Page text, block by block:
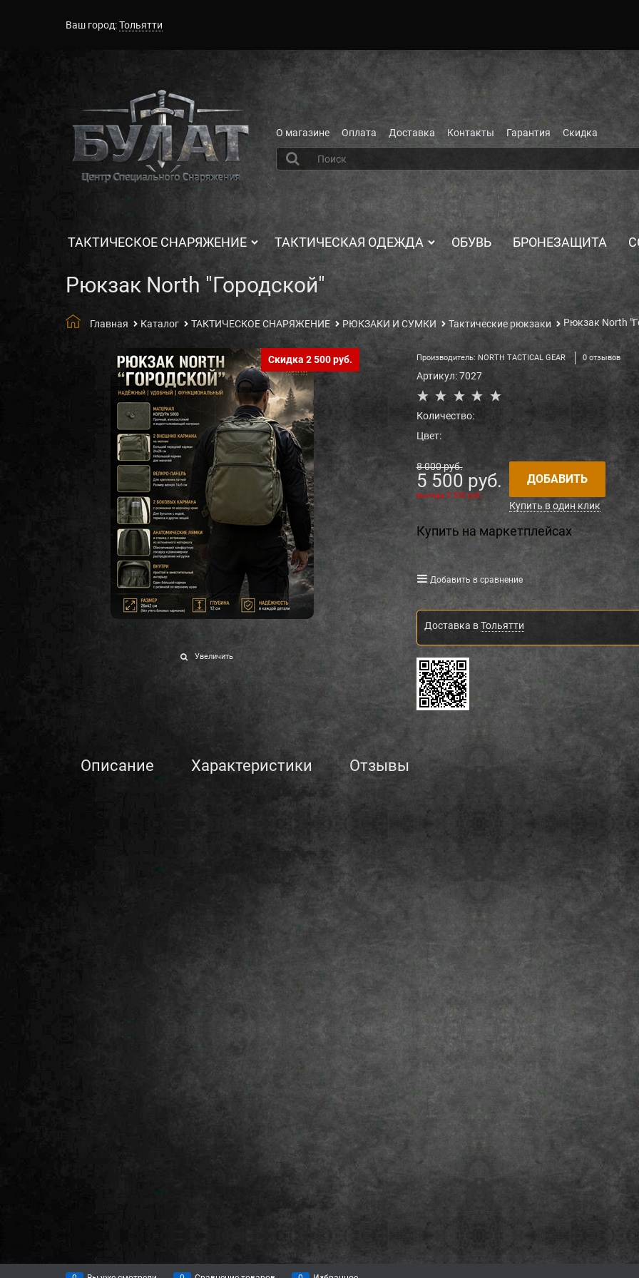
Ваш город:Тольятти
О магазине Оплата Доставка Контакты Гарантия Скидка
ТАКТИЧЕСКОЕ СНАРЯЖЕНИЕ ТАКТИЧЕСКАЯ ОДЕЖДА ОБУВЬ БРОНЕЗАЩИТА
Рюкзак North "Городской"
Главная Каталог ТАКТИЧЕСКОЕ СНАРЯЖЕНИЕ РЮКЗАКИ И СУМКИ Тактические рюкзаки Рюкзак North
Скидка 2 500 руб.
Увеличить
Производитель: NORTH TACTICAL GEAR 0 отзывов
Артикул: 7027
Количество:
Цвет:
8 000 руб.
5 500 руб.
выгода 2 500 руб.
ДОБАВИТЬ
Купить в один клик
Купить на маркетплейсах
Добавить в сравнение
Доставка вТольятти
Описание Характеристики Отзывы